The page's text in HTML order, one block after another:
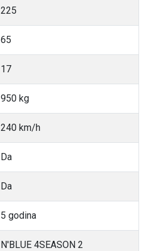
225
65
17
950 kg
240 km/h
Da
Da
5 godina
N'BLUE 4SEASON 2